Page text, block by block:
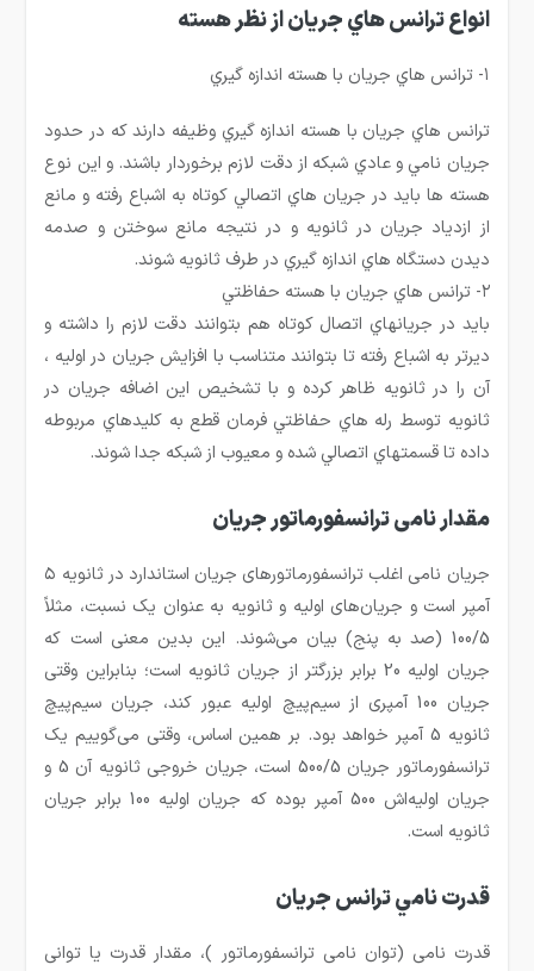
انواع ترانس هاي جريان از نظر هسته
۱- ترانس هاي جريان با هسته اندازه گيري
ترانس هاي جريان با هسته اندازه گيري وظيفه دارند كه در حدود
جريان نامي و عادي شبكه از دقت لازم برخوردار باشند. و اين نوع
هسته ها بايد در جريان هاي اتصالي كوتاه به اشباع رفته و مانع
از ازدياد جريان در ثانويه و در نتيجه مانع سوختن و صدمه
ديدن دستگاه هاي اندازه گيري در طرف ثانويه شوند.
۲- ترانس هاي جريان با هسته حفاظتي
بايد در جريانهاي اتصال كوتاه هم بتوانند دقت لازم را داشته و
ديرتر به اشباع رفته تا بتوانند متناسب با افزايش جريان در اوليه ،
آن را در ثانويه ظاهر كرده و با تشخيص اين اضافه جريان در
ثانويه توسط رله هاي حفاظتي فرمان قطع به كليدهاي مربوطه
داده تا قسمتهاي اتصالي شده و معيوب از شبكه جدا شوند.
مقدار نامی ترانسفورماتور جریان
جریان نامی اغلب ترانسفورماتورهای جریان استاندارد در ثانویه ۵
آمپر است و جریان‌های اولیه و ثانویه به عنوان یک نسبت، مثلاً
100/5 (صد به پنج) بیان می‌شوند. این بدین معنی است که
جریان اولیه 20 برابر بزرگتر از جریان ثانویه است؛ بنابراین وقتی
جریان 100 آمپری از سیم‌پیچ اولیه عبور کند، جریان سیم‌پیچ
ثانویه 5 آمپر خواهد بود. بر همین اساس، وقتی می‌گوییم یک
ترانسفورماتور جریان 500/5 است، جریان خروجی ثانویه آن 5 و
جریان اولیه‌اش 500 آمپر بوده که جریان اولیه 100 برابر جریان
ثانویه است.
قدرت نامي ترانس جريان
قدرت نامی (توان نامی ترانسفورماتور )، مقدار قدرت یا توانی